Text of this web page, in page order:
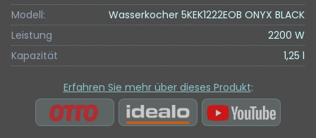
Modell:
Wasserkocher 5KEK1222EOB ONYX BLACK
Leistung
2200 W
Kapazität
1,25 l
Erfahren Sie mehr über dieses Produkt: